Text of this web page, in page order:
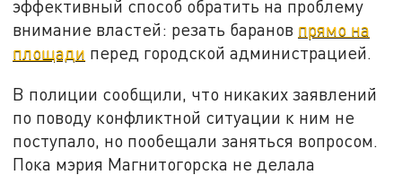
эффективный способ обратить на проблему
внимание властей: резать баранов прямо на
площади перед городской администрацией.
В полиции сообщили, что никаких заявлений
по поводу конфликтной ситуации к ним не
поступало, но пообещали заняться вопросом.
Пока мэрия Магнитогорска не делала